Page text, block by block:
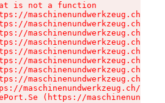
is not a function
maschinenundwerkzeug.ch/
maschinenundwerkzeug.ch/
maschinenundwerkzeug.ch/
maschinenundwerkzeug.ch/
maschinenundwerkzeug.ch/
maschinenundwerkzeug.ch/
maschinenundwerkzeug.ch/
maschinenundwerkzeug.ch/
maschinenundwerkzeug.ch/
(https://